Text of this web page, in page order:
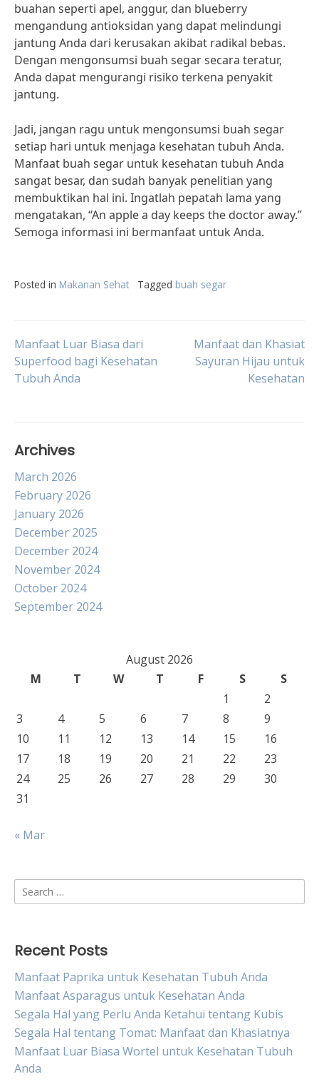
buahan seperti apel, anggur, dan blueberry
mengandung antioksidan yang dapat melindungi
jantung Anda dari kerusakan akibat radikal bebas.
Dengan mengonsumsi buah segar secara teratur,
Anda dapat mengurangi risiko terkena penyakit
jantung.
Jadi, jangan ragu untuk mengonsumsi buah segar
setiap hari untuk menjaga kesehatan tubuh Anda.
Manfaat buah segar untuk kesehatan tubuh Anda
sangat besar, dan sudah banyak penelitian yang
membuktikan hal ini. Ingatlah pepatah lama yang
mengatakan, “An apple a day keeps the doctor away.”
Semoga informasi ini bermanfaat untuk Anda.
Posted in Makanan Sehat Tagged buah segar
Post
navigation
Manfaat Luar Biasa dari
Superfood bagi Kesehatan
Tubuh Anda
Manfaat dan Khasiat
Sayuran Hijau untuk
Kesehatan
Archives
March 2026
February 2026
January 2026
December 2025
December 2024
November 2024
October 2024
September 2024
August 2026
M
T W T F S
S
1
2
3
4 5 6 7 8
9
10
11 12 13 14 15
16
17
18 19 20 21 22
23
24
25 26 27 28 29
30
31
« Mar
Search
for:
Recent Posts
Manfaat Paprika untuk Kesehatan Tubuh Anda
Manfaat Asparagus untuk Kesehatan Anda
Segala Hal yang Perlu Anda Ketahui tentang Kubis
Segala Hal tentang Tomat: Manfaat dan Khasiatnya
Manfaat Luar Biasa Wortel untuk Kesehatan Tubuh
Anda